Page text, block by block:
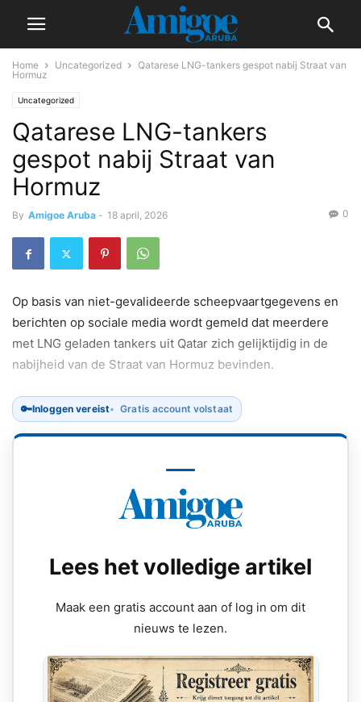
Home Uncategorized
Qatarese LNG-tankers gespot nabij Straat van
Hormuz
Uncategorized
Qatarese LNG-tankers
gespot nabij Straat van
Hormuz
By Amigoe Aruba - 18 april, 2026 0
Op basis van niet-gevalideerde scheepvaartgegevens en
berichten op sociale media wordt gemeld dat meerdere
met LNG geladen tankers uit Qatar zich gelijktijdig in de
nabijheid van de Straat van Hormuz bevinden.
🔑Inloggen vereist Gratis account volstaat
Lees het volledige artikel
Maak een gratis account aan of log in om dit
nieuws te lezen.